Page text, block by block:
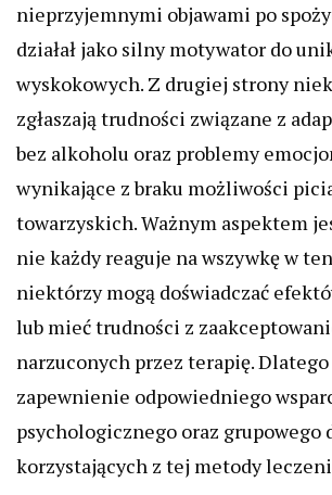
nieprzyjemnymi objawami po
działał jako silny motywator do
wyskokowych. Z drugiej strony
zgłaszają trudności związane z
bez alkoholu oraz problemy
wynikające z braku możliwości
towarzyskich. Ważnym aspektem
nie każdy reaguje na wszywkę w
niektórzy mogą doświadczać
lub mieć trudności z
narzuconych przez terapię.
zapewnienie odpowiedniego
psychologicznego oraz grupowego
korzystających z tej metody